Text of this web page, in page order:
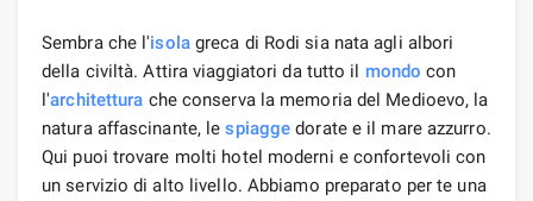
Sembra che l'isolagreca di Rodi sia nata agli albori
della civiltà. Attira viaggiatori da tutto il mondo con
l'architettura che conserva la memoria del Medioevo, la
natura affascinante, lespiagge dorate e il mare azzurro.
Qui puoi trovare molti hotel moderni e confortevoli con
un servizio di alto livello. Abbiamo preparato per te una